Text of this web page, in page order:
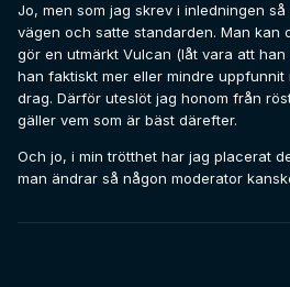
Jo, men som jag skrev i inledningen
vägen och satte standarden. Man kan
gör en utmärkt Vulcan (låt vara att
han faktiskt mer eller mindre uppfunnit
drag. Därför uteslöt jag honom från
gäller vem som är bäst därefter.
Och jo, i min trötthet har jag placerat
man ändrar så någon moderator